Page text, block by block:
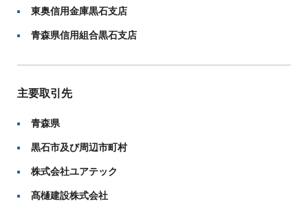
東奥信用金庫黒石支店
青森県信用組合黒石支店
主要取引先
青森県
黒石市及び周辺市町村
株式会社ユアテック
髙樋建設株式会社